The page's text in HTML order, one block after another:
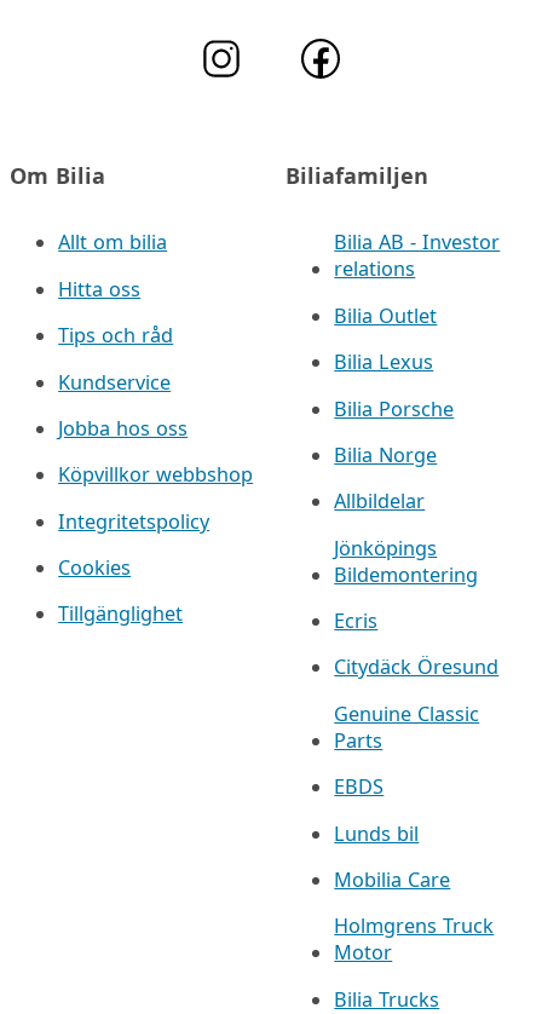
Om Bilia
Allt om bilia
Hitta oss
Tips och råd
Kundservice
Jobba hos oss
Köpvillkor webbshop
Integritetspolicy
Cookies
Tillgänglighet
Biliafamiljen
Bilia AB - Investor
relations
Bilia Outlet
Bilia Lexus
Bilia Porsche
Bilia Norge
Allbildelar
Jönköpings
Bildemontering
Ecris
Citydäck Öresund
Genuine Classic
Parts
EBDS
Lunds bil
Mobilia Care
Holmgrens Truck
Motor
Bilia Trucks